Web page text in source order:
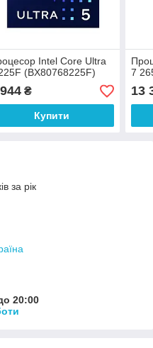
Intel Core Ultra
(BX80768225F)
₴
Купити
7
13
за рік
20:00